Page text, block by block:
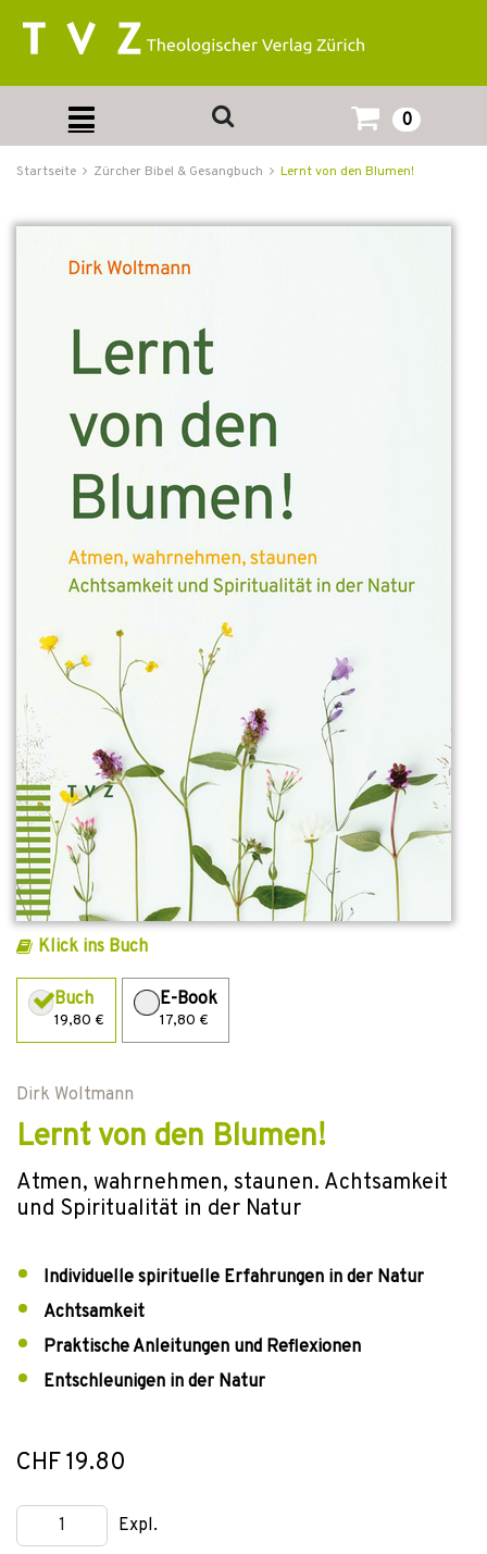
0
Startseite Zürcher Bibel & Gesangbuch Lernt von den Blumen!
Klick ins Buch
Buch
19,80 €
E-Book
17,80 €
Dirk Woltmann
Lernt von den Blumen!
Atmen, wahrnehmen, staunen. Achtsamkeit
und Spiritualität in der Natur
Individuelle spirituelle Erfahrungen in der Natur
Achtsamkeit
Praktische Anleitungen und Reflexionen
Entschleunigen in der Natur
CHF 19.80
Expl.